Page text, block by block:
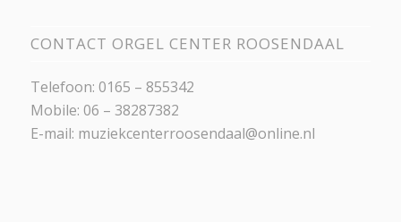
CONTACT ORGEL CENTER ROOSENDAAL
Telefoon: 0165 – 855342
Mobile: 06 – 38287382
E-mail: muziekcenterroosendaal@online.nl